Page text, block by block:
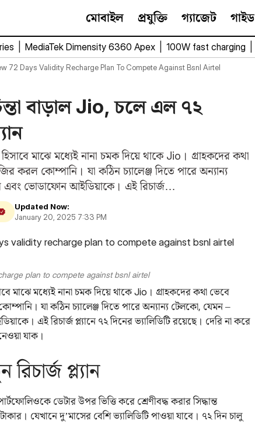
মোবাইল প্রযুক্তি গ্যাজেট গাইড
MediaTek Dimensity 6360 Apex 100W fast charging
72 Days Validity Recharge Plan To Compete Against Bsnl Airtel
বাড়াল Jio, চলে এল ৭২
মাঝে মধ্যেই নানা চমক দিয়ে থাকে Jio। গ্রাহকদের কথা
করল কোম্পানি। যা কঠিন চ্যালেঞ্জ দিতে পারে অন্যান্য
ভোডাফোন আইডিয়াকে। এই রিচার্জ…
Updated Now:
January 20, 2025 7:33 PM
plan to compete against bsnl airtel
মাঝে মধ্যেই নানা চমক দিয়ে থাকে Jio। গ্রাহকদের কথা ভেবে
যা কঠিন চ্যালেঞ্জ দিতে পারে অন্যান্য টেলকো, যেমন –
এই রিচার্জ প্ল্যানে ৭২ দিনের ভ্যালিডিটি রয়েছে। দেরি না করে
যাক।
প্ল্যান
ডেটার উপর ভিত্তি করে শ্রেণীবদ্ধ করার সিদ্ধান্ত
যেখানে দু’মাসের বেশি ভ্যালিডিটি পাওয়া যাবে। ৭২ দিন চালু